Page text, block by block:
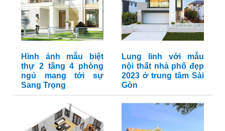
Hình ảnh mẫu biệt
thự 2 tầng 4 phòng
ngủ mang tới sự
Sang Trọng
Lung linh với mẫu
nội thất nhà phố đẹp
2023 ở trung tâm Sài
Gòn